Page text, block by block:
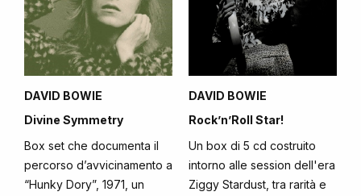
DAVID BOWIE
Divine Symmetry
Box set che documenta il
percorso d’avvicinamento a
“Hunky Dory”, 1971, un
DAVID BOWIE
Rock’n’Roll Star!
Un box di 5 cd costruito
intorno alle session dell'era
Ziggy Stardust, tra rarità e